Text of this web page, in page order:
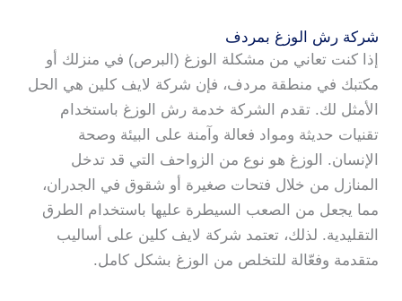
شركة رش الوزغ بمردف
إذا كنت تعاني من مشكلة الوزغ (البرص) في منزلك أو
مكتبك في منطقة مردف، فإن شركة لايف كلين هي الحل
الأمثل لك. تقدم الشركة خدمة رش الوزغ باستخدام
تقنيات حديثة ومواد فعالة وآمنة على البيئة وصحة
الإنسان. الوزغ هو نوع من الزواحف التي قد تدخل
المنازل من خلال فتحات صغيرة أو شقوق في الجدران،
مما يجعل من الصعب السيطرة عليها باستخدام الطرق
التقليدية. لذلك، تعتمد شركة لايف كلين على أساليب
متقدمة وفعّالة للتخلص من الوزغ بشكل كامل.